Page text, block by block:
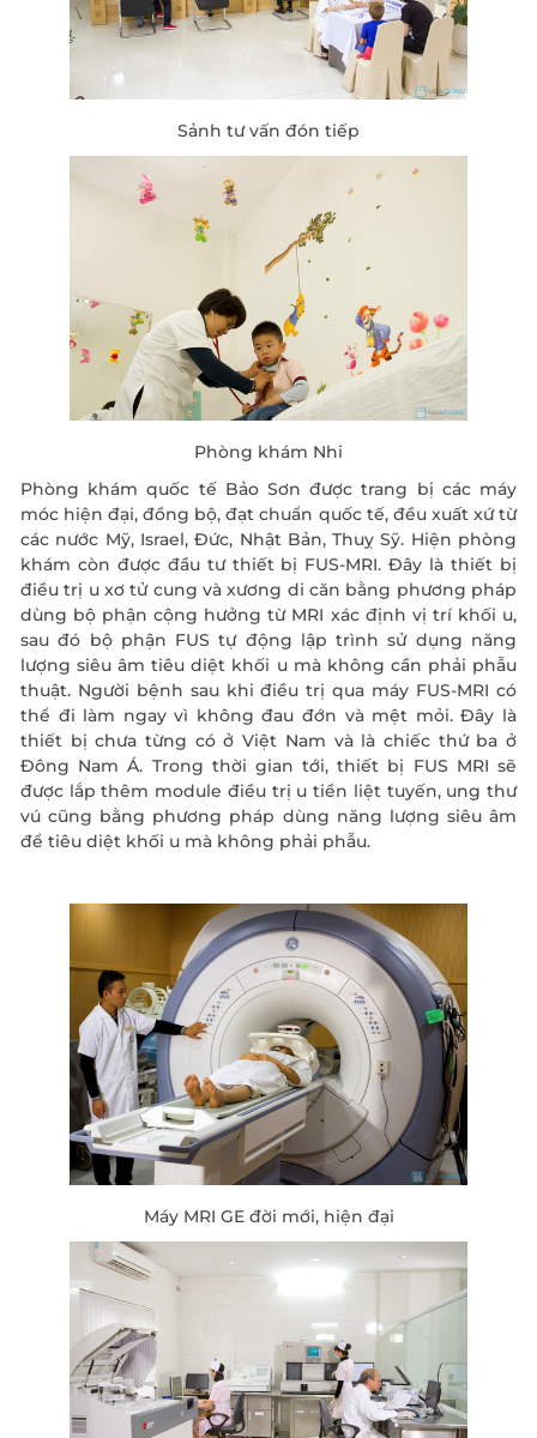
Sảnh tư vấn đón tiếp
Phòng khám Nhi
Phòng khám quốc tế Bảo Sơn được trang bị các máy
móc hiện đại, đồng bộ, đạt chuẩn quốc tế, đều xuất xứ từ
các nước Mỹ, Israel, Đức, Nhật Bản, Thuỵ Sỹ. Hiện phòng
khám còn được đầu tư thiết bị FUS-MRI. Đây là thiết bị
điều trị u xơ tử cung và xương di căn bằng phương pháp
dùng bộ phận cộng hưởng từ MRI xác định vị trí khối u,
sau đó bộ phận FUS tự động lập trình sử dụng năng
lượng siêu âm tiêu diệt khối u mà không cần phải phẫu
thuật. Người bệnh sau khi điều trị qua máy FUS-MRI có
thể đi làm ngay vì không đau đớn và mệt mỏi. Đây là
thiết bị chưa từng có ở Việt Nam và là chiếc thứ ba ở
Đông Nam Á. Trong thời gian tới, thiết bị FUS MRI sẽ
được lắp thêm module điều trị u tiền liệt tuyến, ung thư
vú cũng bằng phương pháp dùng năng lượng siêu âm
để tiêu diệt khối u mà không phải phẫu.
Máy MRI GE đời mới, hiện đại